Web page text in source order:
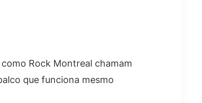
Rock Montreal chamam
que funciona mesmo